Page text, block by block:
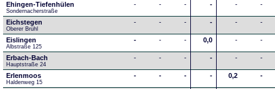
Ehingen-Tiefenhülen
Sondernacherstraße
- - - - - -
Eichstegen
Oberer Brühl
- - - - - -
Eislingen
Albstraße 125
- - - 0,0 - -
Erbach-Bach
Hauptstraße 24
- - - - - -
Erlenmoos
Haldenweg 15
- - - - 0,2 -